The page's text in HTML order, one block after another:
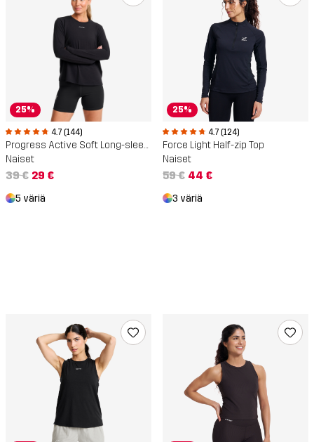
25%
4.7 (144)
Progress Active Soft Long-sleeved T-shirt
Naiset
39 € 29 €
5 väriä
25%
4.7 (124)
Force Light Half-zip Top
Naiset
59 € 44 €
3 väriä